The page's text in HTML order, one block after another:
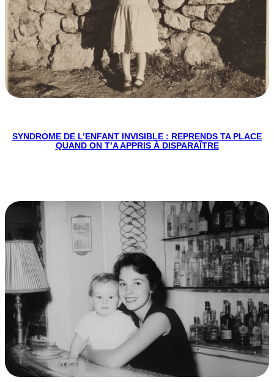
SYNDROME DE L’ENFANT INVISIBLE : REPRENDS TA PLACE
QUAND ON T’A APPRIS À DISPARAÎTRE